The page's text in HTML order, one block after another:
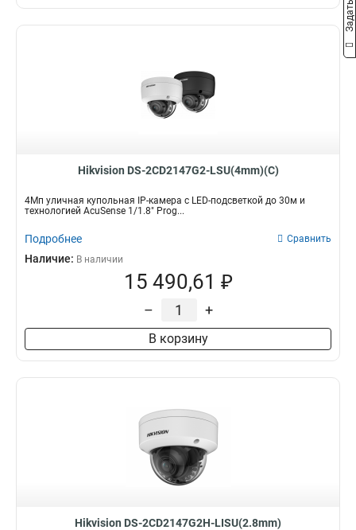
Hikvision DS-2CD2147G2-LSU(4mm)(C)
4Мп уличная купольная IP-камера с LED-подсветкой до 30м и
технологией AcuSense 1/1.8" Prog...
Подробнее Сравнить
Наличие: В наличии
15 490,61 ₽
– +
В корзину
Hikvision DS-2CD2147G2H-LISU(2.8mm)